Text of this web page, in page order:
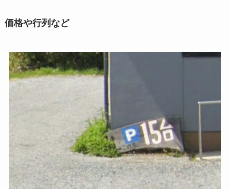
価格や行列など